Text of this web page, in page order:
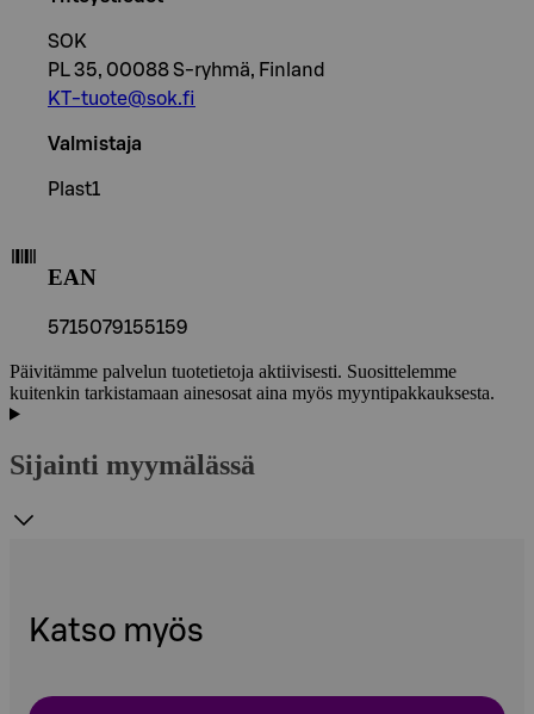
SOK
PL 35, 00088 S-ryhmä, Finland
KT-tuote@sok.fi
Valmistaja
Plast1
EAN
5715079155159
Päivitämme palvelun tuotetietoja aktiivisesti. Suosittelemme
kuitenkin tarkistamaan ainesosat aina myös myyntipakkauksesta.
Sijainti myymälässä
Katso myös